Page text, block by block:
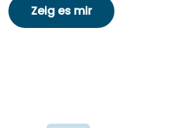
Zeig es mir